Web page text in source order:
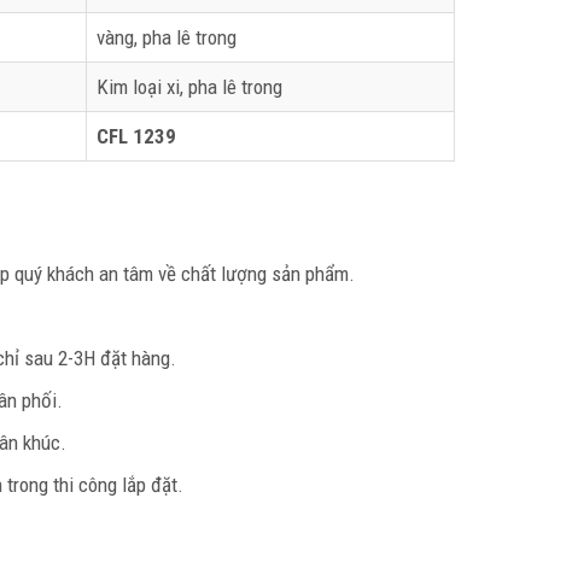
vàng, pha lê trong
Kim loại xi, pha lê trong
CFL 1239
quý khách an tâm về chất lượng sản phẩm.
sau 2-3H đặt hàng.
phối.
khúc.
trong thi công lắp đặt.